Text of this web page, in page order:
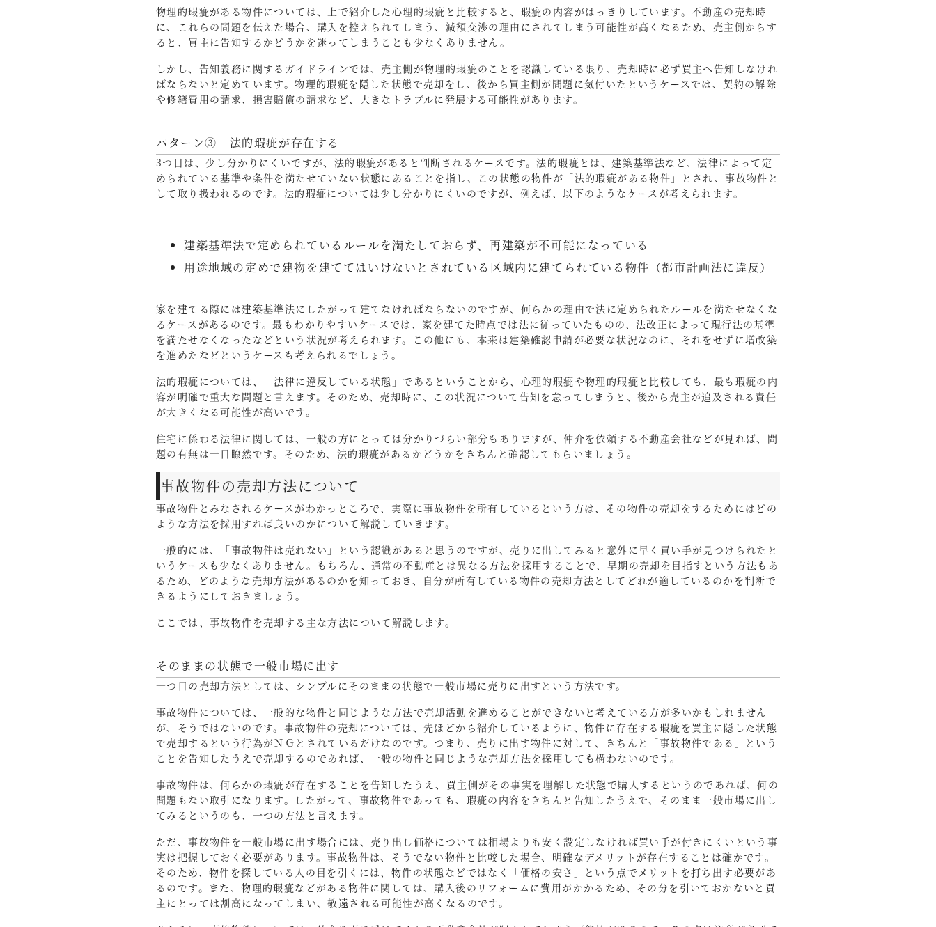
物理的瑕疵がある物件については、上で紹介した心理的瑕疵と比較すると、瑕疵の内容がはっきりしています。不動産の売却時
に、これらの問題を伝えた場合、購入を控えられてしまう、減額交渉の理由にされてしまう可能性が高くなるため、売主側からす
ると、買主に告知するかどうかを迷ってしまうことも少なくありません。
しかし、告知義務に関するガイドラインでは、売主側が物理的瑕疵のことを認識している限り、売却時に必ず買主へ告知しなけれ
ばならないと定めています。物理的瑕疵を隠した状態で売却をし、後から買主側が問題に気付いたというケースでは、契約の解除
や修繕費用の請求、損害賠償の請求など、大きなトラブルに発展する可能性があります。
パターン③ 法的瑕疵が存在する
3つ目は、少し分かりにくいですが、法的瑕疵があると判断されるケースです。法的瑕疵とは、建築基準法など、法律によって定
められている基準や条件を満たせていない状態にあることを指し、この状態の物件が「法的瑕疵がある物件」とされ、事故物件と
して取り扱われるのです。法的瑕疵については少し分かりにくいのですが、例えば、以下のようなケースが考えられます。
建築基準法で定められているルールを満たしておらず、再建築が不可能になっている
用途地域の定めで建物を建ててはいけないとされている区域内に建てられている物件（都市計画法に違反）
家を建てる際には建築基準法にしたがって建てなければならないのですが、何らかの理由で法に定められたルールを満たせなくな
るケースがあるのです。最もわかりやすいケースでは、家を建てた時点では法に従っていたものの、法改正によって現行法の基準
を満たせなくなったなどという状況が考えられます。この他にも、本来は建築確認申請が必要な状況なのに、それをせずに増改築
を進めたなどというケースも考えられるでしょう。
法的瑕疵については、「法律に違反している状態」であるということから、心理的瑕疵や物理的瑕疵と比較しても、最も瑕疵の内
容が明確で重大な問題と言えます。そのため、売却時に、この状況について告知を怠ってしまうと、後から売主が追及される責任
が大きくなる可能性が高いです。
住宅に係わる法律に関しては、一般の方にとっては分かりづらい部分もありますが、仲介を依頼する不動産会社などが見れば、問
題の有無は一目瞭然です。そのため、法的瑕疵があるかどうかをきちんと確認してもらいましょう。
事故物件の売却方法について
事故物件とみなされるケースがわかっところで、実際に事故物件を所有しているという方は、その物件の売却をするためにはどの
ような方法を採用すれば良いのかについて解説していきます。
一般的には、「事故物件は売れない」という認識があると思うのですが、売りに出してみると意外に早く買い手が見つけられたと
いうケースも少なくありません。もちろん、通常の不動産とは異なる方法を採用することで、早期の売却を目指すという方法もあ
るため、どのような売却方法があるのかを知っておき、自分が所有している物件の売却方法としてどれが適しているのかを判断で
きるようにしておきましょう。
ここでは、事故物件を売却する主な方法について解説します。
そのままの状態で一般市場に出す
一つ目の売却方法としては、シンプルにそのままの状態で一般市場に売りに出すという方法です。
事故物件については、一般的な物件と同じような方法で売却活動を進めることができないと考えている方が多いかもしれません
が、そうではないのです。事故物件の売却については、先ほどから紹介しているように、物件に存在する瑕疵を買主に隠した状態
で売却するという行為がＮＧとされているだけなのです。つまり、売りに出す物件に対して、きちんと「事故物件である」という
ことを告知したうえで売却するのであれば、一般の物件と同じような売却方法を採用しても構わないのです。
事故物件は、何らかの瑕疵が存在することを告知したうえ、買主側がその事実を理解した状態で購入するというのであれば、何の
問題もない取引になります。したがって、事故物件であっても、瑕疵の内容をきちんと告知したうえで、そのまま一般市場に出し
てみるというのも、一つの方法と言えます。
ただ、事故物件を一般市場に出す場合には、売り出し価格については相場よりも安く設定しなければ買い手が付きにくいという事
実は把握しておく必要があります。事故物件は、そうでない物件と比較した場合、明確なデメリットが存在することは確かです。
そのため、物件を探している人の目を引くには、物件の状態などではなく「価格の安さ」という点でメリットを打ち出す必要があ
るのです。また、物理的瑕疵などがある物件に関しては、購入後のリフォームに費用がかかるため、その分を引いておかないと買
主にとっては割高になってしまい、敬遠される可能性が高くなるのです。